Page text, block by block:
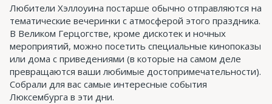
Любители Хэллоуина постарше обычно отправляются на
тематические вечеринки с атмосферой этого праздника.
В Великом Герцогстве, кроме дискотек и ночных
мероприятий, можно посетить специальные кинопоказы
или дома с приведениями (в которые на самом деле
превращаются ваши любимые достопримечательности).
Собрали для вас самые интересные события
Люксембурга в эти дни.